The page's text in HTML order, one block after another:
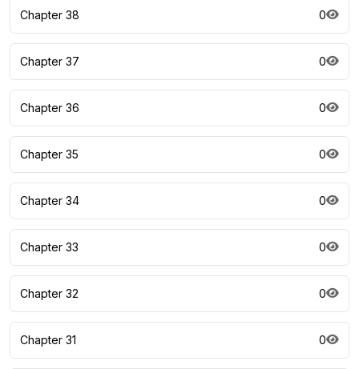
Chapter 38 0
Chapter 37 0
Chapter 36 0
Chapter 35 0
Chapter 34 0
Chapter 33 0
Chapter 32 0
Chapter 31 0